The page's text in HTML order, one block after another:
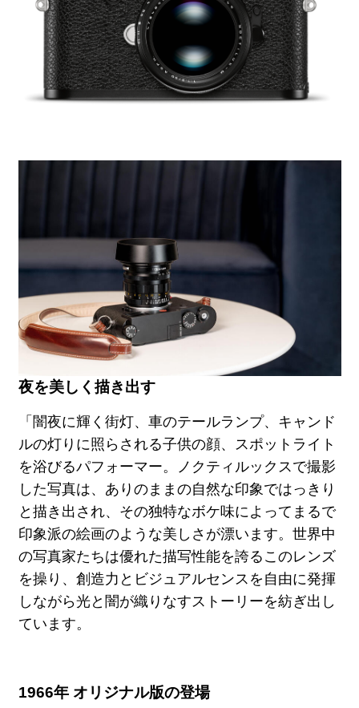
夜を美しく描き出す
「闇夜に輝く街灯、車のテールランプ、キャンド
ルの灯りに照らされる子供の顔、スポットライト
を浴びるパフォーマー。ノクティルックスで撮影
した写真は、ありのままの自然な印象ではっきり
と描き出され、その独特なボケ味によってまるで
印象派の絵画のような美しさが漂います。世界中
の写真家たちは優れた描写性能を誇るこのレンズ
を操り、創造力とビジュアルセンスを自由に発揮
しながら光と闇が織りなすストーリーを紡ぎ出し
ています。
1966年 オリジナル版の登場